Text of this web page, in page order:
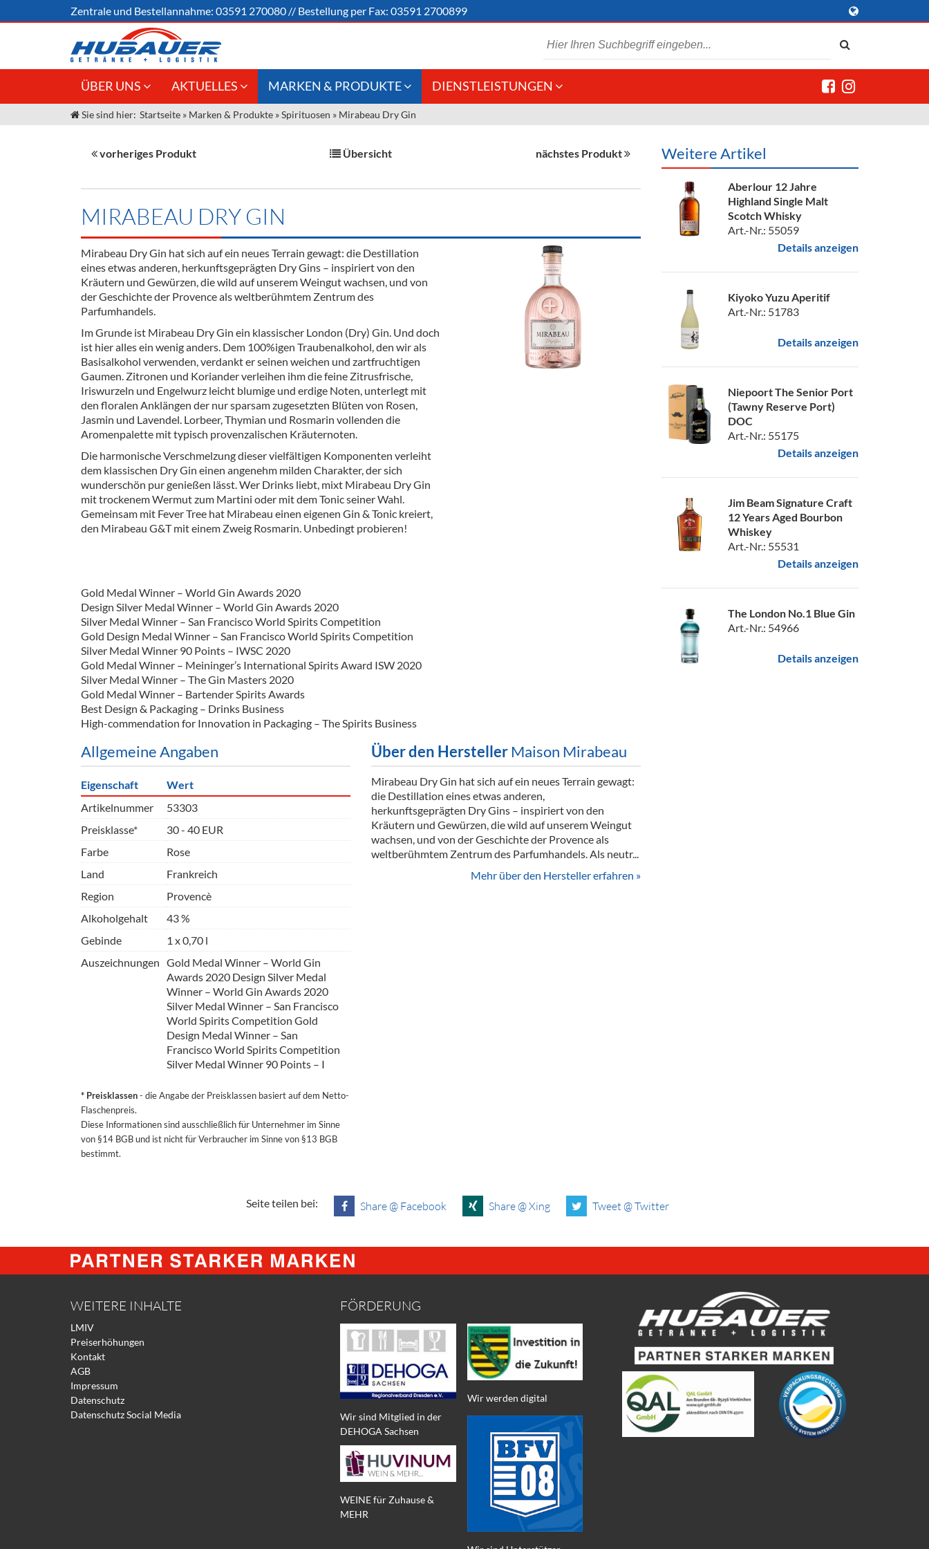
Zentrale und Bestellannahme: 03591 270080 // Bestellung per Fax: 03591 2700899
ÜBER UNS
Jobs
Unser Liefergebiet
AKTUELLES
Angebote Gastronomie &
Gastronomie
Großhandel
Innovation - Die Neue Art des
Termine
MARKEN & PRODUKTE
Weine & Schaumwein
Alkoholfreie Getränke
Öle & Küchenartikel
Kaffee
Equipment
Ausschankwagen
Gläser
Kühlanhänger
Theken + Zubehör
Verpackung
Hygieneartikel & Desinfektion
DIENSTLEISTUNGEN
Kommisionskauf &
Sie sind hier: Startseite » Marken & Produkte »Spirituosen » Mirabeau Dry Gin
vorheriges Produkt Übersicht nächstes Produkt
MIRABEAU DRY GIN
Mirabeau Dry Gin hat sich auf ein neues Terrain gewagt: die Destillation
eines etwas anderen, herkunftsgeprägten Dry Gins – inspiriert von den
Kräutern und Gewürzen, die wild auf unserem Weingut wachsen, und von
der Geschichte der Provence als weltberühmtem Zentrum des
Parfumhandels.
Im Grunde ist Mirabeau Dry Gin ein klassischer London (Dry) Gin. Und doch
ist hier alles ein wenig anders. Dem 100%igen Traubenalkohol, den wir als
Basisalkohol verwenden, verdankt er seinen weichen und zartfruchtigen
Gaumen. Zitronen und Koriander verleihen ihm die feine Zitrusfrische,
Iriswurzeln und Engelwurz leicht blumige und erdige Noten, unterlegt mit
den floralen Anklängen der nur sparsam zugesetzten Blüten von Rosen,
Jasmin und Lavendel. Lorbeer, Thymian und Rosmarin vollenden die
Aromenpalette mit typisch provenzalischen Kräuternoten.
Die harmonische Verschmelzung dieser vielfältigen Komponenten verleiht
dem klassischen Dry Gin einen angenehm milden Charakter, der sich
wunderschön pur genießen lässt. Wer Drinks liebt, mixt Mirabeau Dry Gin
mit trockenem Wermut zum Martini oder mit dem Tonic seiner Wahl.
Gemeinsam mit Fever Tree hat Mirabeau einen eigenen Gin & Tonic kreiert,
den Mirabeau G&T mit einem Zweig Rosmarin. Unbedingt probieren!
Gold Medal Winner – World Gin Awards 2020
Design Silver Medal Winner – World Gin Awards 2020
Silver Medal Winner – San Francisco World Spirits Competition
Gold Design Medal Winner – San Francisco World Spirits Competition
Silver Medal Winner 90 Points – IWSC 2020
Gold Medal Winner – Meininger’s International Spirits Award ISW 2020
Silver Medal Winner – The Gin Masters 2020
Gold Medal Winner – Bartender Spirits Awards
Best Design & Packaging – Drinks Business
High-commendation for Innovation in Packaging – The Spirits Business
Allgemeine Angaben
Eigenschaft
Wert
Artikelnummer
53303
Preisklasse*
30 - 40 EUR
Farbe
Rose
Land
Frankreich
Region
Provencè
Alkoholgehalt
43 %
Gebinde
1 x 0,70 l
Auszeichnungen Gold Medal Winner – World Gin
Awards 2020 Design Silver Medal
Winner – World Gin Awards 2020
Silver Medal Winner – San Francisco
World Spirits Competition Gold
Design Medal Winner – San
Francisco World Spirits Competition
Silver Medal Winner 90 Points – I
* Preisklassen- die Angabe der Preisklassen basiert auf dem Netto-
Flaschenpreis.
Diese Informationen sind ausschließlich für Unternehmer im Sinne
von §14 BGB und ist nicht für Verbraucher im Sinne von §13 BGB
bestimmt.
Über den Hersteller Maison Mirabeau
Mirabeau Dry Gin hat sich auf ein neues Terrain gewagt:
die Destillation eines etwas anderen,
herkunftsgeprägten Dry Gins – inspiriert von den
Kräutern und Gewürzen, die wild auf unserem Weingut
wachsen, und von der Geschichte der Provence als
weltberühmtem Zentrum des Parfumhandels. Als neutr...
Mehr über den Hersteller erfahren »
Weitere Artikel
Aberlour 12 Jahre
Highland Single Malt
Scotch Whisky
Art.-Nr.: 55059
Details anzeigen
Kiyoko Yuzu Aperitif
Art.-Nr.: 51783
Details anzeigen
Niepoort The Senior Port
(Tawny Reserve Port)
DOC
Art.-Nr.: 55175
Details anzeigen
Jim Beam Signature Craft
12 Years Aged Bourbon
Whiskey
Art.-Nr.: 55531
Details anzeigen
The London No.1 Blue Gin
Art.-Nr.: 54966
Details anzeigen
Seite teilen bei: Share @ Facebook Share @ Xing Tweet @ Twitter
WEITERE INHALTE
LMIV
Preiserhöhungen
Kontakt
AGB
Impressum
Datenschutz
Datenschutz Social Media
FÖRDERUNG
Wir sind Mitglied in der
DEHOGA Sachsen
WEINE für Zuhause &
MEHR
Wir werden digital